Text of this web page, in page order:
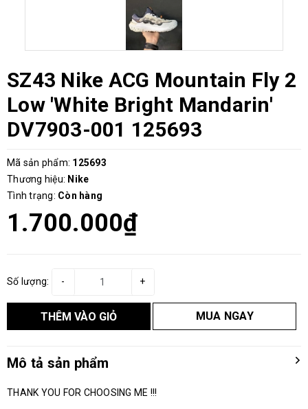
SZ43 Nike ACG Mountain Fly 2
Low 'White Bright Mandarin'
DV7903-001 125693
Mã sản phẩm: 125693
Thương hiệu: Nike
Tình trạng: Còn hàng
1.700.000₫
Số lượng: +
-
THÊM VÀO GIỎ MUA NGAY
Mô tả sản phẩm
THANK YOU FOR CHOOSING ME !!!